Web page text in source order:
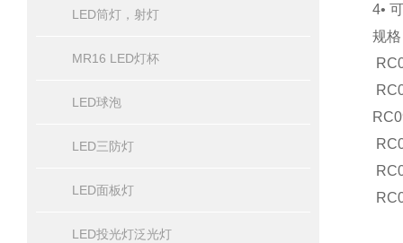
LED筒灯，射灯
MR16 LED灯杯
LED球泡
LED三防灯
LED面板灯
LED投光灯泛光灯
4•
规